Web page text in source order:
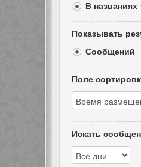
В названиях
Показывать
Сообщений
Поле
Искать